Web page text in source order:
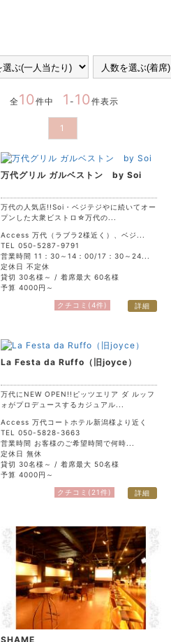
全10件中 1 - 10件表示
1
万代グリル ガルベストン by Soi
万代の人気店!!Soi・ベジテジやに続いてオー
プンした大衆ビストロ☆万代の...
Access 万代（ラブラ2様近く）、ベジ...
TEL 050-5287-9791
営業時間 11：30～14：00/17：30～24...
定休日 不定休
貸切 30名様～ / 着席最大 60名様
予算 4000円～
クチコミ(4件) 詳細
La Festa da Ruffo（旧joyce）
万代にNEW OPEN!!ピッツエリア ダ ルッフ
ォがプロデュースするカジュアル...
Access 万代コートホテル新潟様より近く
TEL 050-5828-3663
営業時間 お客様のご希望時間で何時...
定休日 無休
貸切 30名様～ / 着席最大 50名様
予算 4000円～
クチコミ(21件) 詳細
SHAME